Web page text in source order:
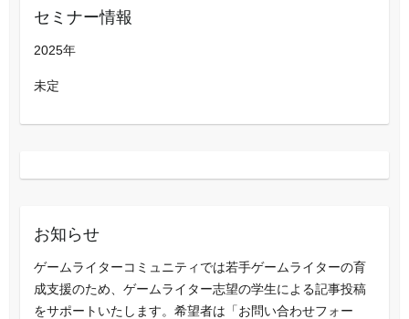
セミナー情報
2025年
未定
お知らせ
ゲームライターコミュニティでは若手ゲームライターの育
成支援のため、ゲームライター志望の学生による記事投稿
をサポートいたします。希望者は「お問い合わせフォー